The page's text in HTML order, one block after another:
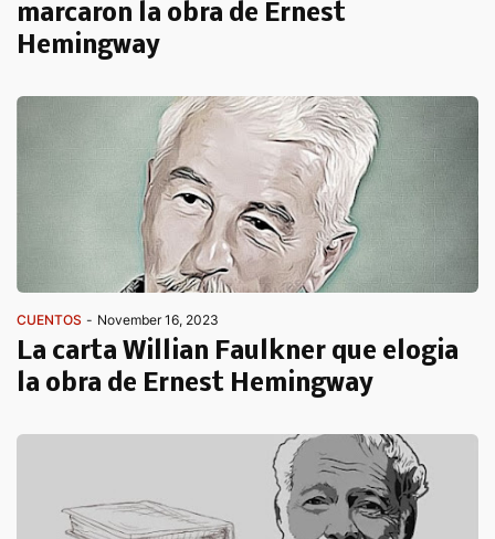
marcaron la obra de Ernest
Hemingway
CUENTOS - November 16, 2023
La carta Willian Faulkner que elogia
la obra de Ernest Hemingway